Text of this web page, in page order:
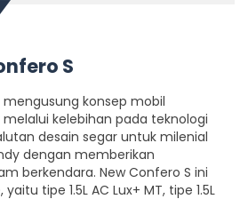
S
mengusung konsep mobil
kelebihan pada teknologi
desain segar untuk milenial
dengan memberikan
berkendara. New Confero S ini
tipe 1.5L AC Lux+ MT, tipe 1.5L